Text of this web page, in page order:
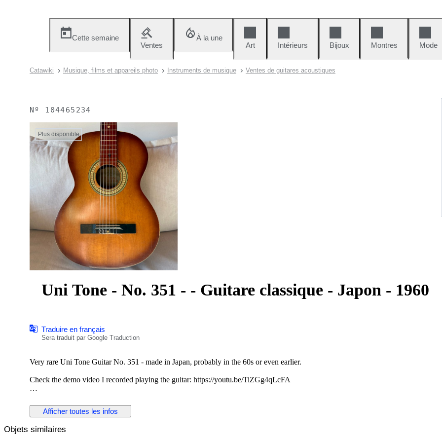
Cette semaine
Ventes
À la une
Art
Intérieurs Bijoux Montres Mode
Catawiki Musique, films et appareils photo Instruments de musique Ventes de guitares acoustiques
Nº 104465234
Plus disponible
Uni Tone - No. 351 - - Guitare classique - Japon - 1960
Traduire en français
Sera traduit par Google Traduction
Very rare Uni Tone Guitar No. 351 - made in Japan, probably in the 60s or even earlier.
Check the demo video I recorded playing the guitar: https://youtu.be/TiZGg4qLcFA
Folk fingerpicking. If you are looking for a 'vintage' Folk or Country sound that sounds authentically 'old' and lo-fi, this is the
guitar.
The guitar is playable but the string height is higher than normal. However, with nylon strings it is not too hard to play. If you
Afficher toutes les infos
Objets similaires